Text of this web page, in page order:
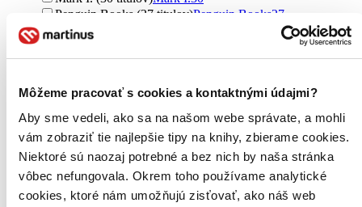
Môžeme pracovať s cookies a kontaktnými údajmi?
Aby sme vedeli, ako sa na našom webe správate, a mohli
vám zobraziť tie najlepšie tipy na knihy, zbierame cookies.
Niektoré sú naozaj potrebné a bez nich by naša stránka
vôbec nefungovala. Okrem toho používame analytické
cookies, ktoré nám umožňujú zisťovať, ako náš web
Penguin Books (27 titulov)Penguin Books27
Oxford University Press (25 titulov)
Oxford University
Capricorn Publications (23 titulov)Capricorn
William Collins (22 titulov) William Collins22
Bloomsbury (20 titulov)Bloomsbury20
Canelo (19 titulov)Canelo 19
Cambridge University Press (18 titulov) Cambridge
University Press18
HarperCollins (14 titulov)
HarperCollins
Routledge (14 titulov)Routledge14